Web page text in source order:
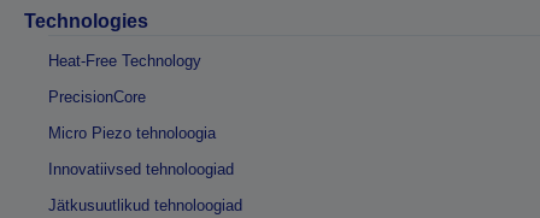
Technologies
Heat-Free Technology
PrecisionCore
Micro Piezo tehnoloogia
Innovatiivsed tehnoloogiad
Jätkusuutlikud tehnoloogiad